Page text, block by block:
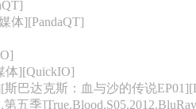
体][PandaQT]
体][QuickIO]
斯巴达克斯：血与沙的传说
五季